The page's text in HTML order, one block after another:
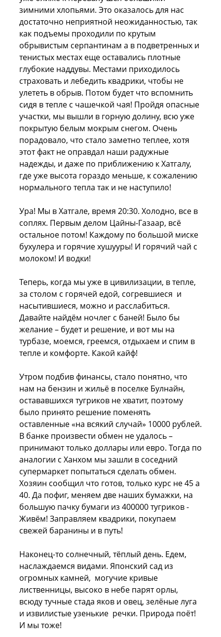
зимними хлопьями. Это оказалось для нас
достаточно неприятной неожиданностью, так
как подъемы проходили по крутым
обрывистым серпантинам а в подветренных и
тенистых местах еще оставались плотные
глубокие наддувы. Местами приходилось
страховать и лебедить квадрики, чтобы не
улететь в обрыв. Потом будет что вспомнить
сидя в тепле с чашечкой чая! Пройдя опасные
участки, мы вышли в горную долину, всю уже
покрытую белым мокрым снегом. Очень
порадовало, что стало заметно теплее, хотя
этот факт не оправдал наши радужные
надежды, и даже по приближению к Хатгалу,
где уже высота гораздо меньше, к сожалению
нормального тепла так и не наступило!
Ура! Мы в Хатгале, время 20:30. Холодно, все в
соплях. Первым делом Цайны-Газаар, всё
остальное потом! Каждому по большой миске
бухулера и горячие хушууры! И горячий чай с
молоком! И водки!
Теперь, когда мы уже в цивилизации, в тепле,
за столом с горячей едой, согревшиеся и
насытившиеся, можно и расслабиться.
Давайте найдём ночлег с баней! Было бы
желание – будет и решение, и вот мы на
турбазе, моемся, греемся, отдыхаем и спим в
тепле и комфорте. Какой кайф!
Утром подбив финансы, стало понятно, что
нам на бензин и жильё в поселке Булнайн,
остававшихся тугриков не хватит, поэтому
было принято решение поменять
оставленные «на всякий случай» 10000 рублей.
В банке произвести обмен не удалось –
принимают только доллары или евро. Тогда по
аналогии с Ханхом мы зашли в соседний
супермаркет попытаться сделать обмен.
Хозяин сообщил что готов, только курс не 45 а
40. Да пофиг, меняем две наших бумажки, на
большую пачку бумаги из 400000 тугриков -
Живём! Заправляем квадрики, покупаем
свежей баранины и в путь!
Наконец-то солнечный, тёплый день. Едем,
наслаждаемся видами. Японский сад из
огромных камней, могучие кривые
лиственницы, высоко в небе парят орлы,
всюду тучные стада яков и овец, зелёные луга
и извилистые узенькие речки. Природа поёт!
И мы тоже!